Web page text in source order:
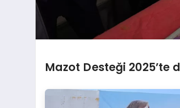
Mazot Desteği 2025’te